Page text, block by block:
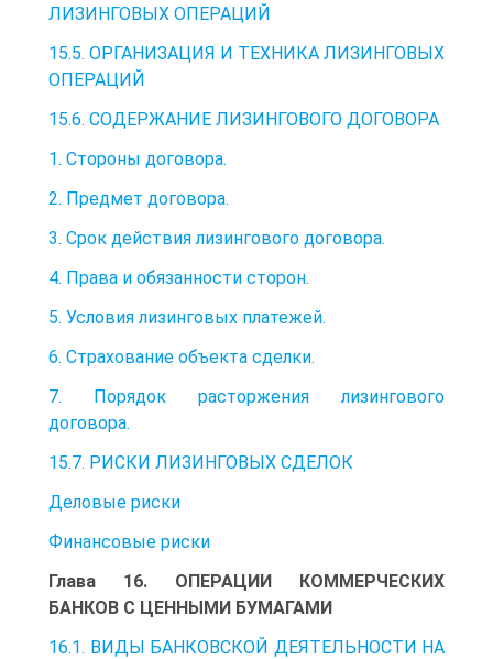
ЛИЗИНГОВЫХ ОПЕРАЦИЙ
15.5. ОРГАНИЗАЦИЯ И ТЕХНИКА ЛИЗИНГОВЫХ
ОПЕРАЦИЙ
15.6. СОДЕРЖАНИЕ ЛИЗИНГОВОГО ДОГОВОРА
1. Стороны договора.
2. Предмет договора.
3. Срок действия лизингового договора.
4. Права и обязанности сторон.
5. Условия лизинговых платежей.
6. Страхование объекта сделки.
7. Порядок расторжения лизингового
договора.
15.7. РИСКИ ЛИЗИНГОВЫХ СДЕЛОК
Деловые риски
Финансовые риски
Глава 16. ОПЕРАЦИИ КОММЕРЧЕСКИХ
БАНКОВ С ЦЕННЫМИ БУМАГАМИ
16.1. ВИДЫ БАНКОВСКОЙ ДЕЯТЕЛЬНОСТИ НА